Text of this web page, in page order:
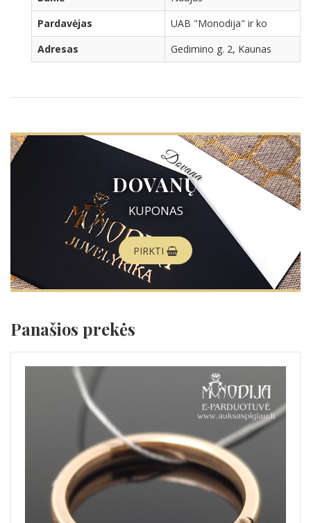
Pardavėjas
UAB "Monodija" ir ko
Adresas
Gedimino g. 2, Kaunas
DOVANŲ
KUPONAS
PIRKTI
Panašios prekės